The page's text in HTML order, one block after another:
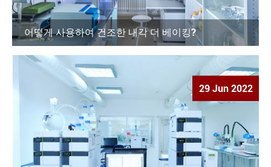
어떻게 사용하여 건조한 내각 더 베이킹?
29 Jun 2022